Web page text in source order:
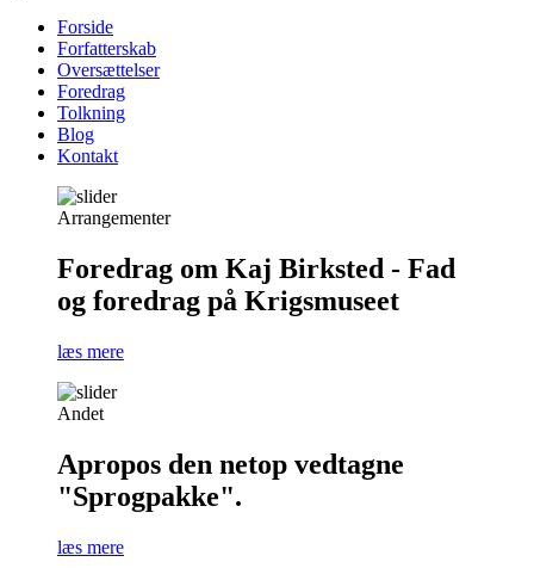
Primær
navigation
Forside
Forfatterskab
Oversættelser
Foredrag
Tolkning
Blog
Kontakt
Arrangementer
Foredrag om Kaj Birksted - Fad
og foredrag på Krigsmuseet
læs mere
Andet
Apropos den netop vedtagne
"Sprogpakke".
læs mere